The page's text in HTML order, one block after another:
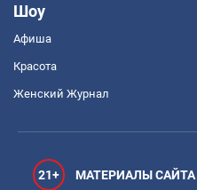
Шоу
Афиша
Красота
Женский Журнал
21+
МАТЕРИАЛЫ